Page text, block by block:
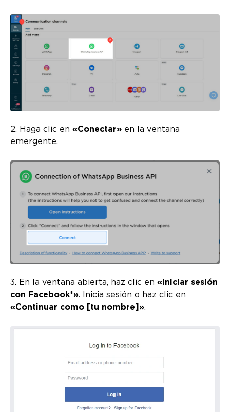
2. Haga clic en «Conectar» en la ventana
emergente.
3. En la ventana abierta, haz clic en «Iniciar sesión
con Facebook*». Inicia sesión o haz clic en
«Continuar como [tu nombre]».